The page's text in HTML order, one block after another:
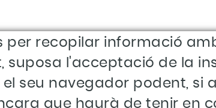
per recopilar informació
suposa l'acceptació de la
seu navegador podent, si
que haurà de tenir en